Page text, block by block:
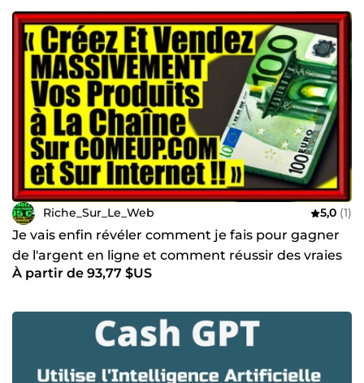
Riche_Sur_Le_Web 5,0 (1)
Je vais enfin révéler comment je fais pour gagner
de l'argent en ligne et comment réussir des vraies
ventes
À partir de 93,77 $US